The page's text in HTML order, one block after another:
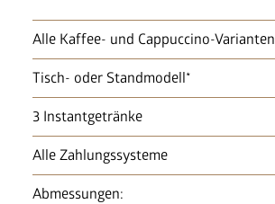
Jobs
Alle Kaffee- und Cappuccino-Varianten
Tisch- oder Standmodell*
3 Instantgetränke
Alle Zahlungssysteme
Abmessungen: